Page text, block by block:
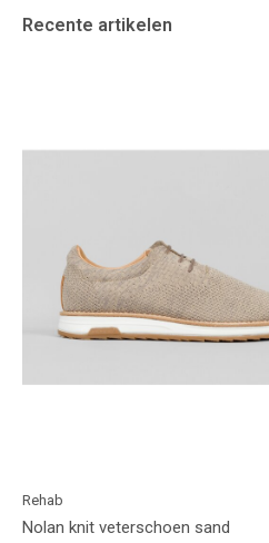
Recente artikelen
Rehab
Nolan knit veterschoen sand